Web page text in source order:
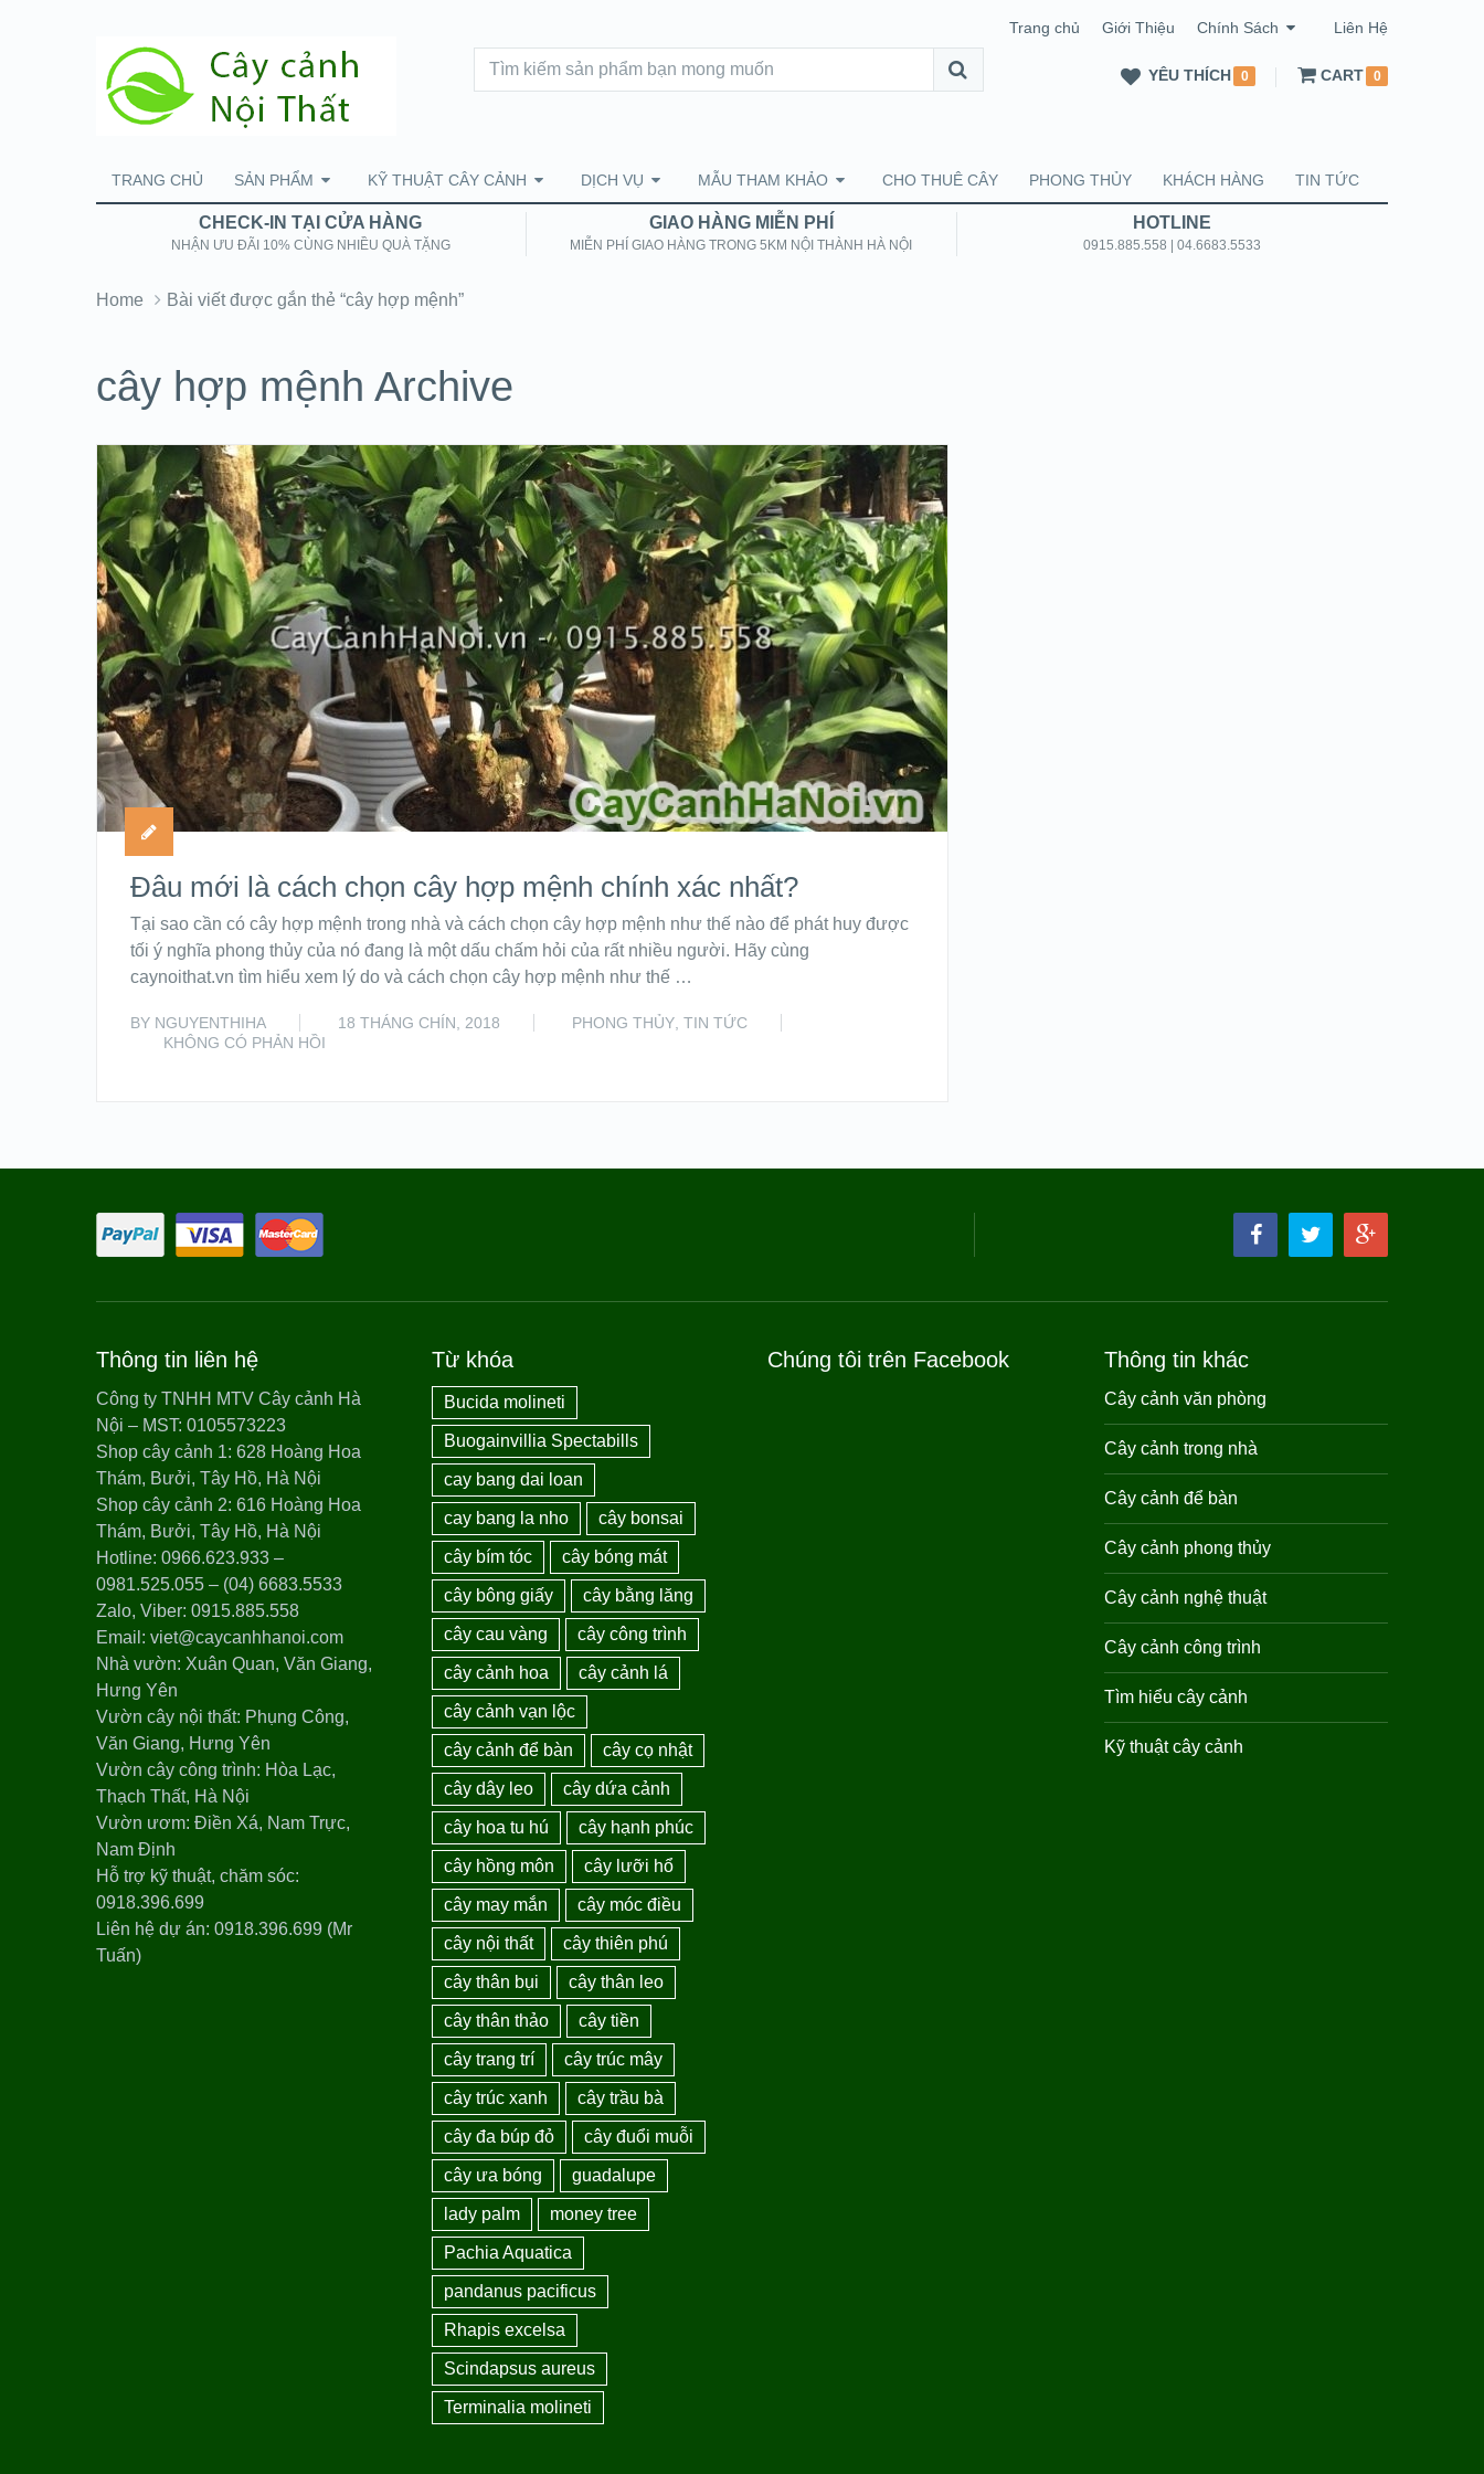
Trang chủ Giới Thiệu Chính Sách Liên Hệ
YÊU THÍCH 0 CART 0
TRANG CHỦ SẢN PHẨM KỸ THUẬT CÂY CẢNH DỊCH VỤ MẪU THAM KHẢO CHO THUÊ CÂY PHONG THỦY KHÁCH HÀNG TIN TỨC
CHECK-IN TẠI CỬA HÀNG
NHẬN ƯU ĐÃI 10% CÙNG NHIỀU QUÀ TẶNG
GIAO HÀNG MIỄN PHÍ
MIỄN PHÍ GIAO HÀNG TRONG 5KM NỘI THÀNH HÀ NỘI
HOTLINE
0915.885.558 | 04.6683.5533
Home Bài viết được gắn thẻ “cây hợp mệnh”
cây hợp mệnh Archive
Đâu mới là cách chọn cây hợp mệnh chính xác nhất?
Tại sao cần có cây hợp mệnh trong nhà và cách chọn cây hợp mệnh như thế nào để phát huy được
tối ý nghĩa phong thủy của nó đang là một dấu chấm hỏi của rất nhiều người. Hãy cùng
caynoithat.vn tìm hiểu xem lý do và cách chọn cây hợp mệnh như thế …
BY NGUYENTHIHA 18 THÁNG CHÍN, 2018 PHONG THỦY ,TIN TỨC
KHÔNG CÓ PHẢN HỒI
Thông tin liên hệ
Công ty TNHH MTV Cây cảnh Hà
Nội – MST: 0105573223
Shop cây cảnh 1: 628 Hoàng Hoa
Thám, Bưởi, Tây Hồ, Hà Nội
Shop cây cảnh 2: 616 Hoàng Hoa
Thám, Bưởi, Tây Hồ, Hà Nội
Hotline: 0966.623.933 –
0981.525.055 – (04) 6683.5533
Zalo, Viber: 0915.885.558
Email: viet@caycanhhanoi.com
Nhà vườn: Xuân Quan, Văn Giang,
Hưng Yên
Vườn cây nội thất: Phụng Công,
Văn Giang, Hưng Yên
Vườn cây công trình: Hòa Lạc,
Thạch Thất, Hà Nội
Vườn ươm: Điền Xá, Nam Trực,
Nam Định
Hỗ trợ kỹ thuật, chăm sóc:
0918.396.699
Liên hệ dự án: 0918.396.699 (Mr
Tuấn)
Từ khóa
Bucida molineti
Buogainvillia Spectabills
cay bang dai loan
cay bang la nho cây bonsai
cây bím tóc cây bóng mát
cây bông giấy cây bằng lăng
cây cau vàng cây công trình
cây cảnh hoa cây cảnh lá
cây cảnh vạn lộc
cây cảnh để bàn cây cọ nhật
cây dây leo cây dứa cảnh
cây hoa tu hú cây hạnh phúc
cây hồng môn cây lưỡi hổ
cây may mắn cây móc điều
cây nội thất cây thiên phú
cây thân bụi cây thân leo
cây thân thảo cây tiền
cây trang trí cây trúc mây
cây trúc xanh cây trầu bà
cây đa búp đỏ cây đuổi muỗi
cây ưa bóng guadalupe
lady palm money tree
Pachia Aquatica
pandanus pacificus
Rhapis excelsa
Scindapsus aureus
Terminalia molineti
Chúng tôi trên Facebook Thông tin khác
Cây cảnh văn phòng
Cây cảnh trong nhà
Cây cảnh để bàn
Cây cảnh phong thủy
Cây cảnh nghệ thuật
Cây cảnh công trình
Tìm hiểu cây cảnh
Kỹ thuật cây cảnh